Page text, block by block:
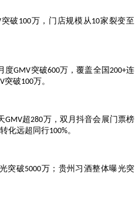
突破 100万，门店规模从 10家裂变至
度GMV突破600万，覆盖全国 200+连
突破100万。
GMV超280万，双月抖音会展门票榜
化远超同行100%。
突破5000万；贵州习酒整体曝光突